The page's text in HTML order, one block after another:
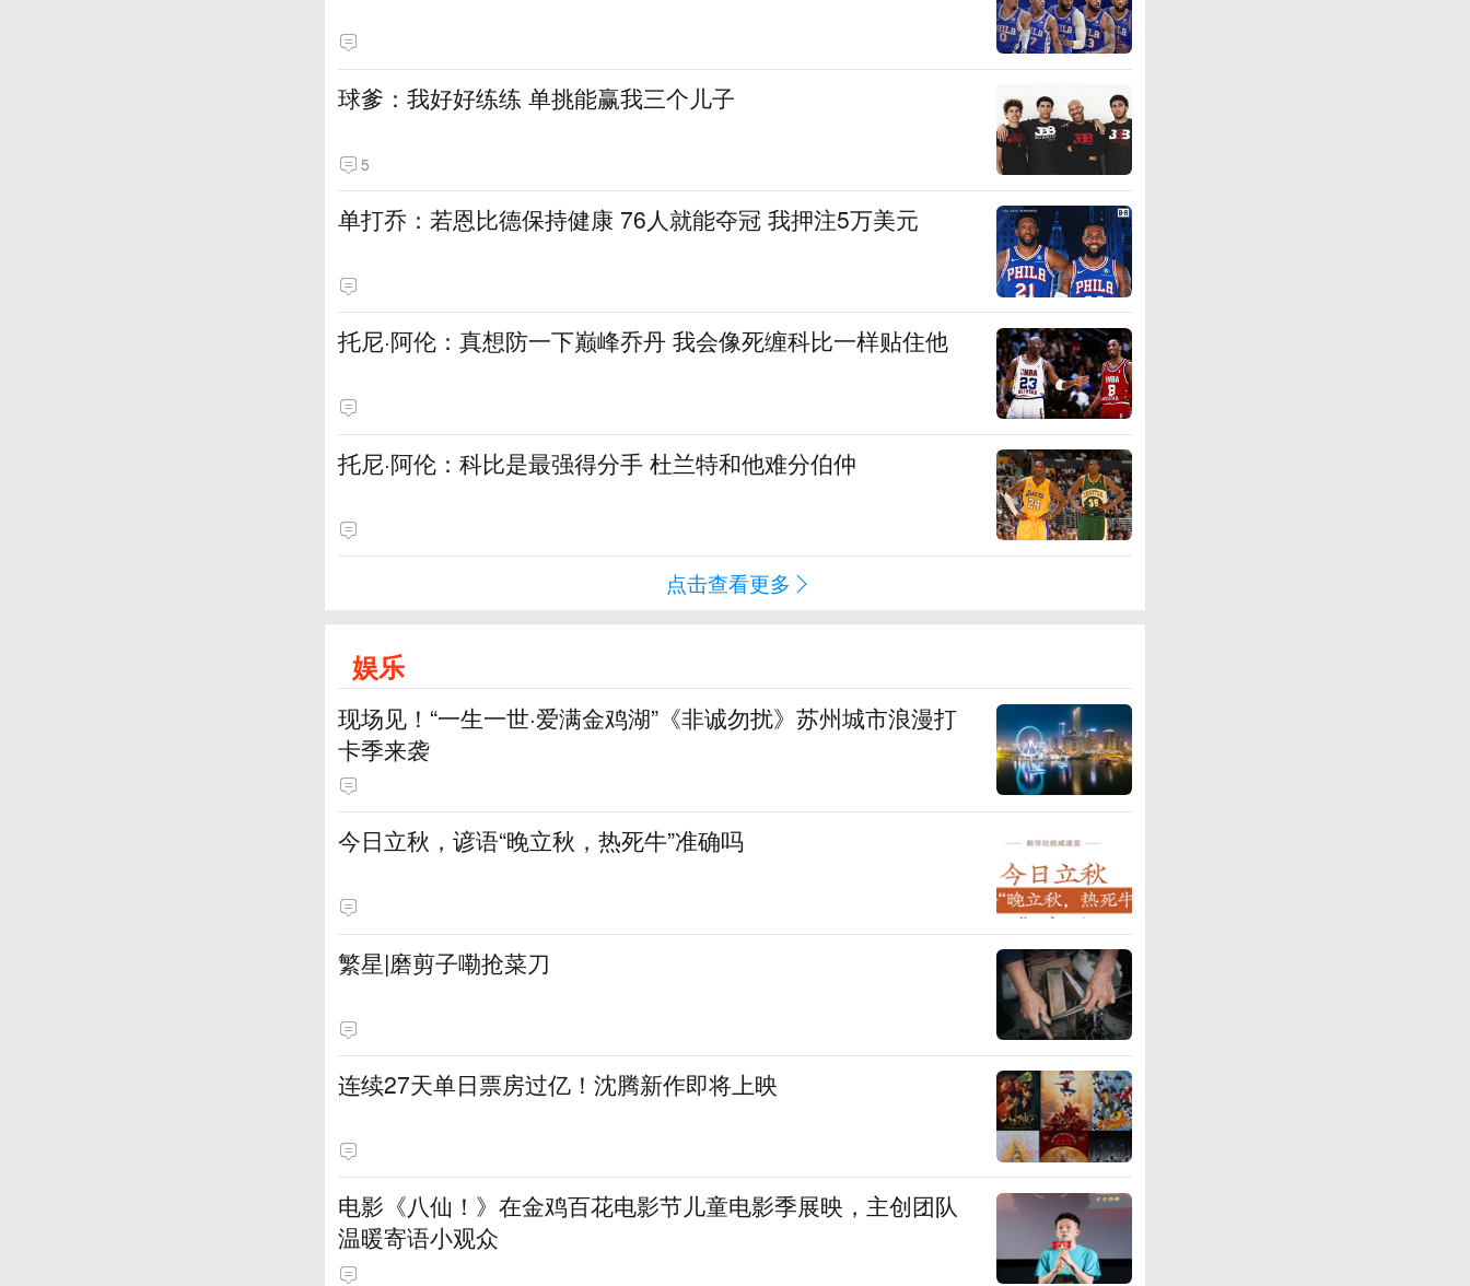
球爹：我好好练练 单挑能赢我三个儿子
5
单打乔：若恩比德保持健康 76人就能夺冠 我押注5万美元
托尼·阿伦：真想防一下巅峰乔丹 我会像死缠科比一样贴住他
托尼·阿伦：科比是最强得分手 杜兰特和他难分伯仲
点击查看更多
娱乐
现场见！“一生一世·爱满金鸡湖”《非诚勿扰》苏州城市浪漫打
卡季来袭
今日立秋，谚语“晚立秋，热死牛”准确吗
繁星|磨剪子嘞抢菜刀
连续27天单日票房过亿！沈腾新作即将上映
电影《八仙！》在金鸡百花电影节儿童电影季展映，主创团队
温暖寄语小观众